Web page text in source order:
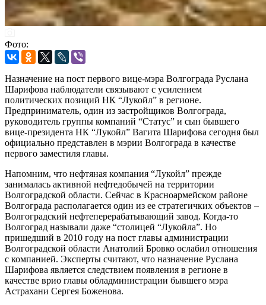
Фото:
Назначение на пост первого вице-мэра Волгограда Руслана
Шарифова наблюдатели связывают с усилением
политических позиций НК “Лукойл” в регионе.
Предприниматель, один из застройщиков Волгограда,
руководитель группы компаний “Статус” и сын бывшего
вице-президента НК “Лукойл” Вагита Шарифова сегодня был
официально представлен в мэрии Волгограда в качестве
первого заместиля главы.
Напомним, что нефтяная компания “Лукойл” прежде
занималась активной нефтедобычей на территории
Волгоградской области. Сейчас в Красноармейском районе
Волгограда располагается один из ее стратегичких объектов –
Волгоградский нефтеперерабатывающий завод. Когда-то
Волгоград называли даже “столицей “Лукойла”. Но
пришедший в 2010 году на пост главы администрации
Волгоградской области Анатолий Бровко ослабил отношения
с компанией. Эксперты считают, что назначение Руслана
Шарифова является следствием появления в регионе в
качестве врио главы обладминистрации бывшего мэра
Астрахани Сергея Боженова.